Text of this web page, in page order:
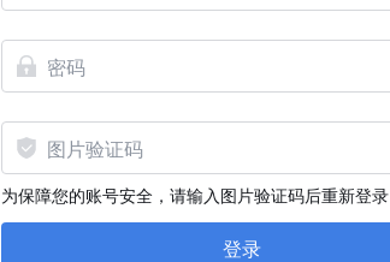
为保障您的账号安全，请输入图片验证码后重新登录